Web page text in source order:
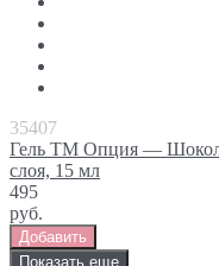
35407
Гель ТМ Опция —
слоя, 15 мл
495
руб.
Добавить
Показать еще